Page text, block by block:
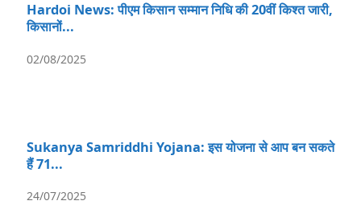
Hardoi News: पीएम किसान सम्मान निधि की 20वीं किश्त जारी,
किसानों...
02/08/2025
Sukanya Samriddhi Yojana: इस योजना से आप बन सकते
हैं 71...
24/07/2025